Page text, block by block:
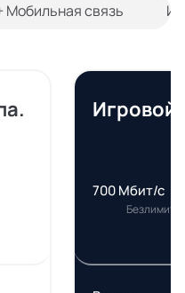
Мобильная связь
Игровой
700 Мбит/с